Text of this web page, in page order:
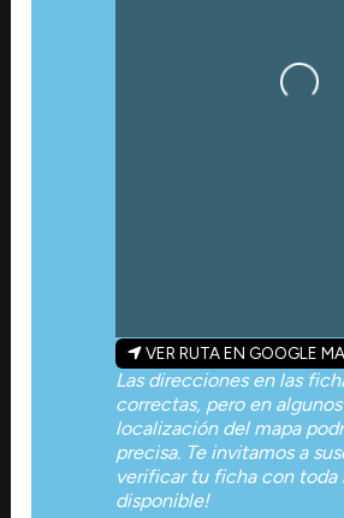
Cargando…
VER RUTA EN GOOGLE
Las direcciones en las
correctas, pero en
localización del mapa
precisa. Te invitamos a
verificar tu ficha con toda
disponible!